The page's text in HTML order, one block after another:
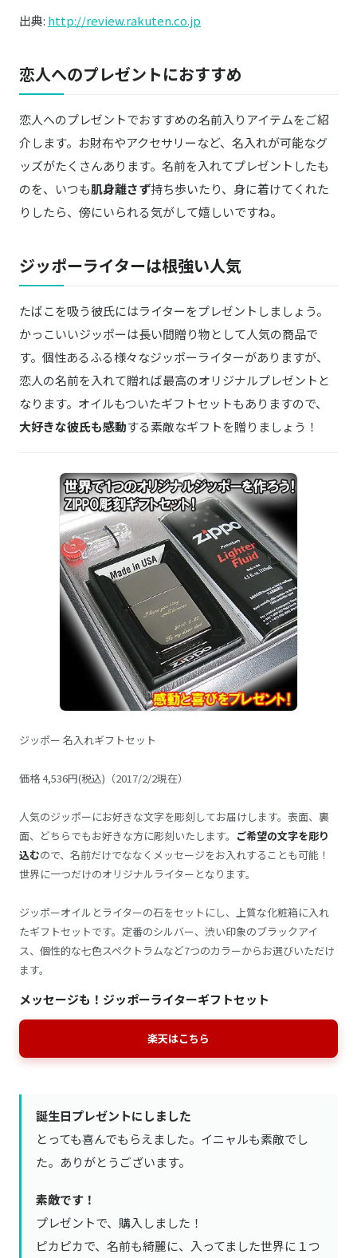
出典: http://review.rakuten.co.jp
恋人へのプレゼントにおすすめ
恋人へのプレゼントでおすすめの名前入りアイテムをご紹
介します。お財布やアクセサリーなど、名入れが可能なグ
ッズがたくさんあります。名前を入れてプレゼントしたも
のを、いつも肌身離さず持ち歩いたり、身に着けてくれた
りしたら、傍にいられる気がして嬉しいですね。
ジッポーライターは根強い人気
たばこを吸う彼氏にはライターをプレゼントしましょう。
かっこいいジッポーは長い間贈り物として人気の商品で
す。個性あるふる様々なジッポーライターがありますが、
恋人の名前を入れて贈れば最高のオリジナルプレゼントと
なります。オイルもついたギフトセットもありますので、
大好きな彼氏も感動する素敵なギフトを贈りましょう！
ジッポー 名入れギフトセット
価格 4,536円(税込)（2017/2/2現在）
人気のジッポーにお好きな文字を彫刻してお届けします。表面、裏
面、どちらでもお好きな方に彫刻いたします。 ご希望の文字を彫り
込むので、名前だけでななくメッセージをお入れすることも可能！
世界に一つだけのオリジナルライターとなります。
ジッポーオイルとライターの石をセットにし、上質な化粧箱に入れ
たギフトセットです。定番のシルバー、渋い印象のブラックアイ
ス、個性的な七色スペクトラムなど7つのカラーからお選びいただけ
ます。
メッセージも！ジッポーライターギフトセット
楽天はこちら
誕生日プレゼントにしました
とっても喜んでもらえました。イニャルも素敵でし
た。ありがとうございます。
素敵です！
プレゼントで、購入しました！
ピカピカで、名前も綺麗に、入ってました世界に１つ